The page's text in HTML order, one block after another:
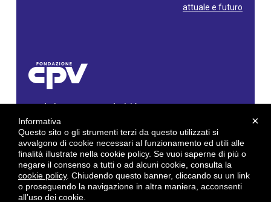
attuale e futuro
Via Gioacchino Rossini, 60 - 36100 Vicenza - Italy
Tel. 0444/960500 - Fax 0444/1932220
C.F. e P. IVA: 02429800242
E-mail:info@cpv.org
E-mail certificata PEC:pec.cpv@legalmail.it
byGruppo 4 srl
×
Informativa
Questo sito o gli strumenti terzi da questo utilizzati si
avvalgono di cookie necessari al funzionamento ed utili alle
finalità illustrate nella cookie policy. Se vuoi saperne di più o
negare il consenso a tutti o ad alcuni cookie, consulta la
cookie policy. Chiudendo questo banner, cliccando su un link
o proseguendo la navigazione in altra maniera, acconsenti
all’uso dei cookie.